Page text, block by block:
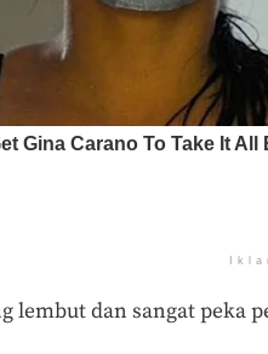
lembut dan sangat peka